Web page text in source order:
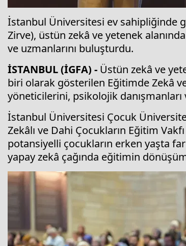
İstanbul Üniversitesi ev sahipliğinde
Zirve), üstün zekâ ve yetenek
ve uzmanlarını buluşturdu.
İSTANBUL (İGFA) - Üstün zekâ ve
biri olarak gösterilen Eğitimde Zekâ
yöneticilerini, psikolojik
İstanbul Üniversitesi Çocuk
Zekâlı ve Dahi Çocukların Eğitim
potansiyelli çocukların erken yaşta
yapay zekâ çağında eğitimin